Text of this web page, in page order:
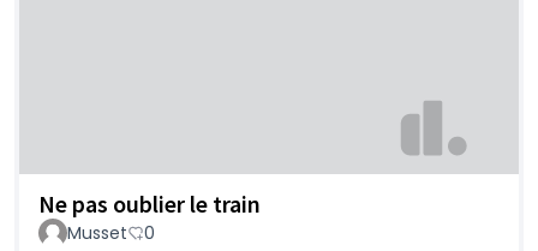
Ne pas oublier le train
Musset 0